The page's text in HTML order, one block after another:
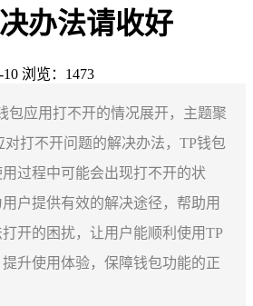
办法请收好
10 浏览：1473
包应用打不开的情况展开，主题聚
对打不开问题的解决办法，TP钱包
过程中可能会出现打不开的状
户提供有效的解决途径，帮助用
开的困扰，让用户能顺利使用TP
升使用体验，保障钱包功能的正